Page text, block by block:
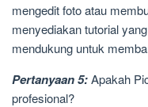
mengedit foto atau
menyediakan tutorial
mendukung untuk
Pertanyaan 5:Apakah
profesional?